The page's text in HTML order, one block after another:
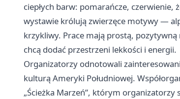
ciepłych barw: pomarańcze, czerwienie,
wystawie królują zwierzęce motywy —
krzykliwy. Prace mają prostą,
chcą dodać przestrzeni lekkości i energii.
Organizatorzy odnotowali
kulturą Ameryki Południowej.
„Ścieżka Marzeń”, którym organizatorzy